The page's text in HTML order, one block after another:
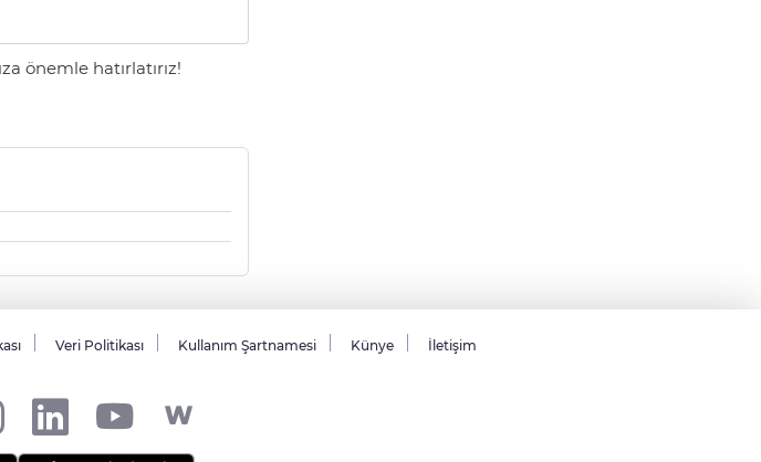
önemle hatırlatırız!
Veri Politikası Kullanım Şartnamesi Künye İletişim